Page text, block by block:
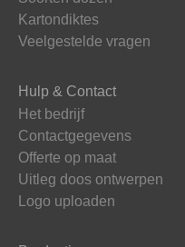
Kartondiktes
Veelgestelde vragen
Hulp & Contact
Het bedrijf
Contactgegevens
Offerte op maat
Uitleg doos ontwerpen
Logo uploaden